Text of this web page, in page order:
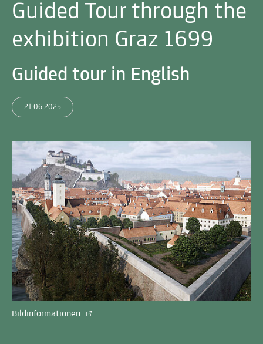
Guided Tour through the
exhibition Graz 1699
Guided tour in English
21.06.2025
Bildinformationen